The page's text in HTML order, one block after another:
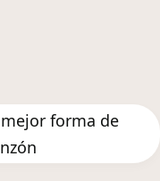
forma de